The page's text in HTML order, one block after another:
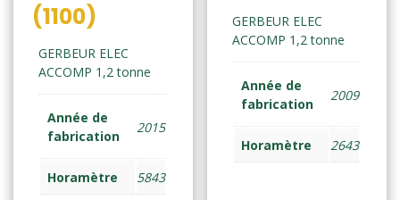
(1100)
GERBEUR ELEC
ACCOMP 1,2 tonne
Année de
fabrication
2015
Horamètre 5843
GERBEUR ELEC
ACCOMP 1,2 tonne
Année de
fabrication
2009
Horamètre 2643